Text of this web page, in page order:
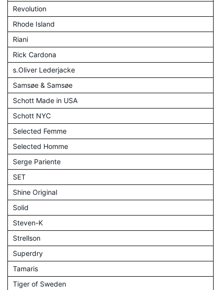
Revolution
Rhode Island
Riani
Rick Cardona
s.Oliver Lederjacke
Samsøe & Samsøe
Schott Made in USA
Schott NYC
Selected Femme
Selected Homme
Serge Pariente
SET
Shine Original
Solid
Steven-K
Strellson
Superdry
Tamaris
Tiger of Sweden